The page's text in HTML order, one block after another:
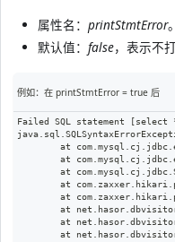
属性名： printStmtError。
默认值： false，表示不
例如：在 printStmtError = true 后
Failed SQL statement
at
at
at
at
at
at
at
at